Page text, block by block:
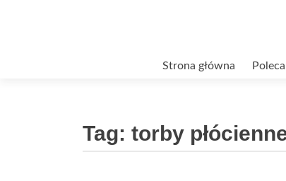
Strona główna
Tag: torby